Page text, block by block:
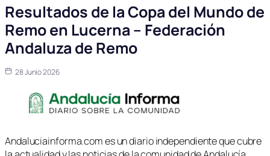
Resultados de la Copa del Mundo de
Remo en Lucerna – Federación
Andaluza de Remo
28 Junio 2026
Andaluciainforma.com es un diario independiente que cubre